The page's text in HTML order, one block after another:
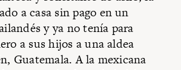
a casa sin pago en un
y ya no tenía para
a sus hijos a una aldea
Guatemala. A la mexicana